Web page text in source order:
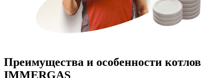
Преимущества и особенности котлов
IMMERGAS